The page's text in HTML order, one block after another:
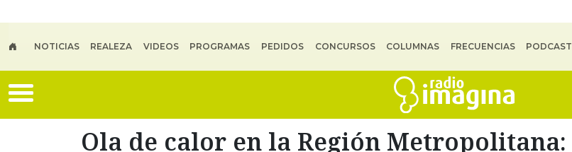
NOTICIAS REALEZA VIDEOS PROGRAMAS PEDIDOS CONCURSOS COLUMNAS FRECUENCIAS PODCAST
Ola de calor en la Región Metropolitana: